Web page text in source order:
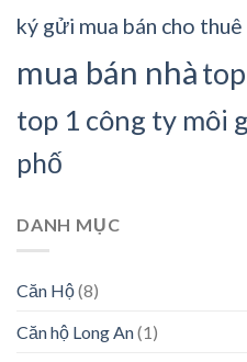
ký gửi mua bán cho thuê
mua bán nhà
top 1 công ty môi
phố
DANH MỤC
Căn Hộ(8)
Căn hộ Long An(1)